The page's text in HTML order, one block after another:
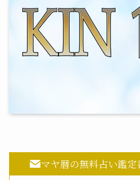
マヤ暦の無料占い鑑